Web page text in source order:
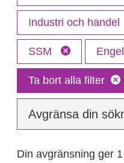
Industri och handel
SSM
Ta bort alla filter
Avgränsa din
Din avgränsning ger